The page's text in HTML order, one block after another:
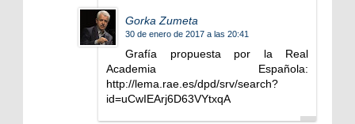
Gorka Zumeta
30 de enero de 2017 a las 20:41
Grafía propuesta por la Real
Academia Española:
http://lema.rae.es/dpd/srv/search?
id=uCwIEArj6D63VYtxqA